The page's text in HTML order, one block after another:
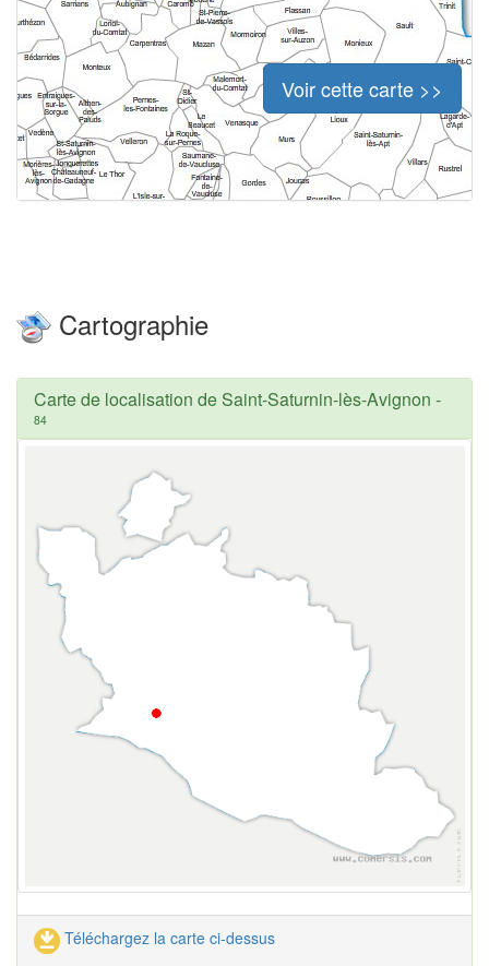
Voir cette carte >>
Cartographie
Carte de localisation de Saint-Saturnin-lès-Avignon -
84
Téléchargez la carte ci-dessus